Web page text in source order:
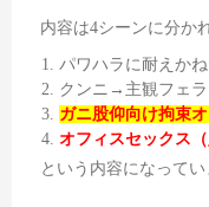
内容は4シーンに分か
パワハラに耐えか
クンニ→主観フェラ
ガニ股仰向け拘束
オフィスセックス（
という内容になってい